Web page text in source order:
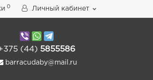
0 Личный кабинет
(44) 5855586
barracudaby@mail.ru